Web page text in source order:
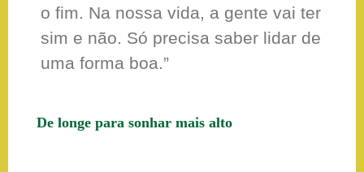
o fim. Na nossa vida, a gente vai ter
sim e não. Só precisa saber lidar de
uma forma boa.”
De longe para sonhar mais alto